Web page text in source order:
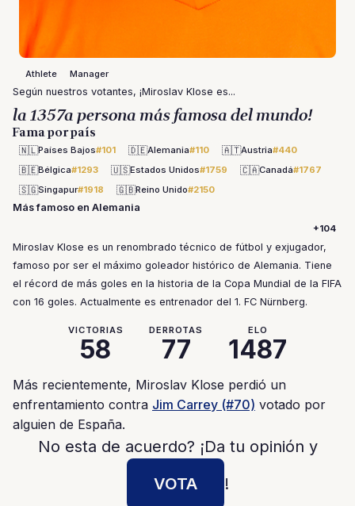
Athlete Manager
Según nuestros votantes, ¡Miroslav Klose es...
la 1357a persona más famosa del mundo!
Fama por país
🇳🇱Países Bajos#101 🇩🇪Alemania#110 🇦🇹Austria#440
🇧🇪Bélgica#1293 🇺🇸Estados Unidos#1759 🇨🇦Canadá#1767
🇸🇬Singapur#1918 🇬🇧Reino Unido#2150
Más famoso en Alemania
+104
Miroslav Klose es un renombrado técnico de fútbol y exjugador,
famoso por ser el máximo goleador histórico de Alemania. Tiene
el récord de más goles en la historia de la Copa Mundial de la FIFA
con 16 goles. Actualmente es entrenador del 1. FC Nürnberg.
VICTORIAS
58
DERROTAS
77
ELO
1487
Más recientemente, Miroslav Klose perdió un
enfrentamiento contra Jim Carrey (#70) votado por
alguien de España.
No esta de acuerdo? ¡Da tu opinión y
VOTA
!